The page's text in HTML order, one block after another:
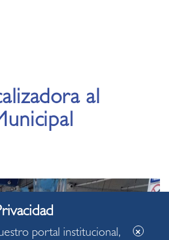
al
portal institucional,